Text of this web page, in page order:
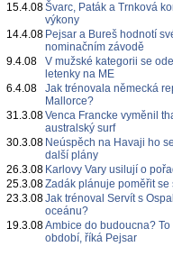
15.4.08Švarc, Paták a Trnková
výkony
14.4.08 Pejsar a Bureš hodnotí
nominačním závodě
9.4.08
V mužské kategorii se
letenky na ME
6.4.08
Jak trénovala německá
Mallorce?
31.3.08Venca Francke vyměnil
australský surf
30.3.08 Neúspěch na Havaji ho
další plány
26.3.08 Karlovy Vary usilují o
25.3.08Zadák plánuje poměřit
23.3.08Jak trénoval Servít s
oceánu?
19.3.08Ambice do budoucna?
období, říká Pejsar